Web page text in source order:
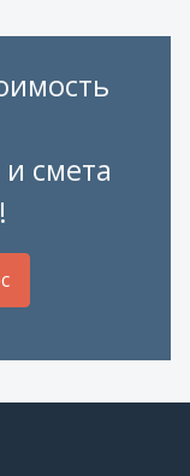
смета